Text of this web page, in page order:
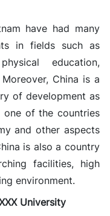
have had many
in fields such as
education,
China is a
of development as
of the countries
and other aspects
is also a country
facilities, high
environment.
University